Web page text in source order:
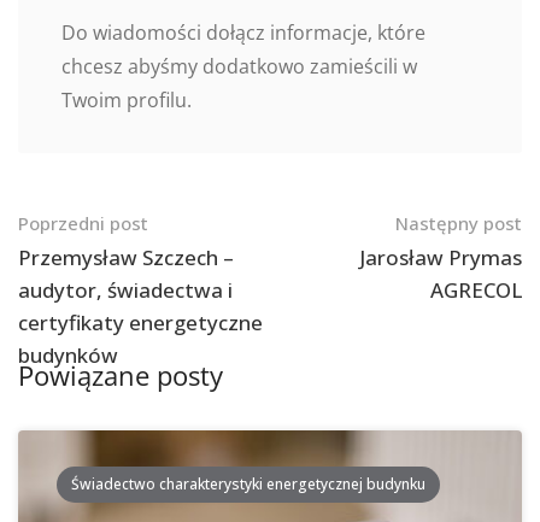
Do wiadomości dołącz informacje, które
chcesz abyśmy dodatkowo zamieścili w
Twoim profilu.
Nawigacja
po
postach
Poprzedni post
Przemysław Szczech –
audytor, świadectwa i
certyfikaty energetyczne
budynków
Następny post
Jarosław Prymas
AGRECOL
Powiązane posty
Świadectwo charakterystyki energetycznej budynku